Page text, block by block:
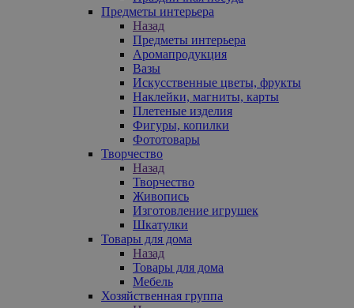
Предметы интерьера
Назад
Предметы интерьера
Аромапродукция
Вазы
Искусственные цветы, фрукты
Наклейки, магниты, карты
Плетеные изделия
Фигуры, копилки
Фототовары
Творчество
Назад
Творчество
Живопись
Изготовление игрушек
Шкатулки
Товары для дома
Назад
Товары для дома
Мебель
Хозяйственная группа